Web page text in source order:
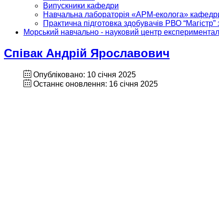
Випускники кафедри
Навчальна лабораторія «АРМ-еколога»
Практична підготовка здобувачів РВО
Морський навчально - науковий центр
Співак Андрій Ярославович
Опубліковано: 10 січня 2025
Останнє оновлення: 16 січня 2025